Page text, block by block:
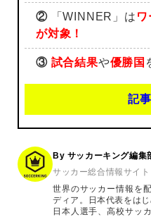
②「WINNER」は
が対象！
③ 試合結果や優勝国
記
By サッカーキング編集
サッカー総合情報サイト
世界のサッカー情報を
ディア。日本代表をは
日本人選手、高校サッ